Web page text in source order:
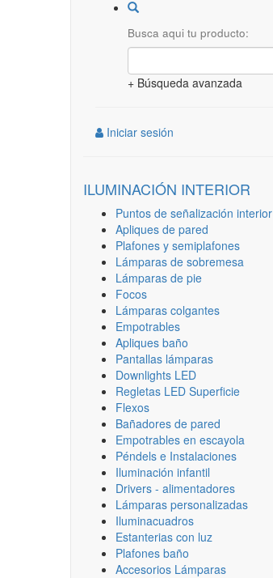
Busca aqui tu producto:
+ Búsqueda avanzada
Iniciar sesión
ILUMINACIÓN INTERIOR
Puntos de señalización interior
Apliques de pared
Plafones y semiplafones
Lámparas de sobremesa
Lámparas de pie
Focos
Lámparas colgantes
Empotrables
Apliques baño
Pantallas lámparas
Downlights LED
Regletas LED Superficie
Flexos
Bañadores de pared
Empotrables en escayola
Péndels e Instalaciones
Iluminación infantil
Drivers - alimentadores
Lámparas personalizadas
Iluminacuadros
Estanterias con luz
Plafones baño
Accesorios Lámparas